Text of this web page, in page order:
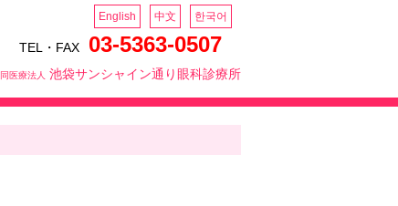
TEL・FAX 03-5363-0507
同医療法人 池袋サンシャイン通り眼科診療所
English 中文 한국어